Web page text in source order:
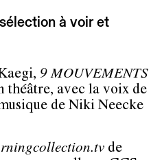
à voir et
9 MOUVEMENTS
théâtre, avec la voix de
de Niki Neecke
de